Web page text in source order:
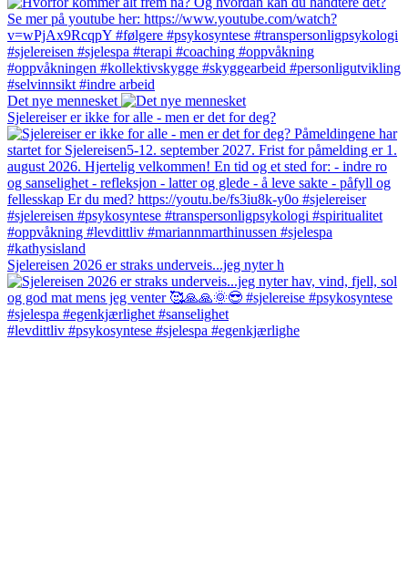
Det nye mennesket
Sjelereiser er ikke for alle - men er det for deg?
Sjelereisen 2026 er straks underveis...jeg nyter h
#levdittliv #psykosyntese #sjelespa #egenkjærlighe